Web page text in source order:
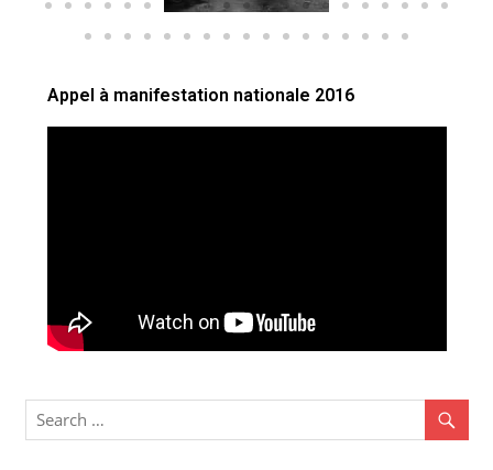
Appel à manifestation nationale 2016